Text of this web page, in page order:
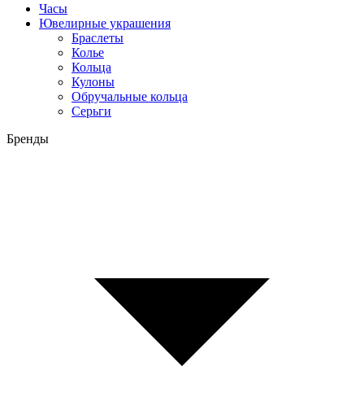
Часы
Ювелирные украшения
Браслеты
Колье
Кольца
Кулоны
Обручальные кольца
Серьги
Бренды